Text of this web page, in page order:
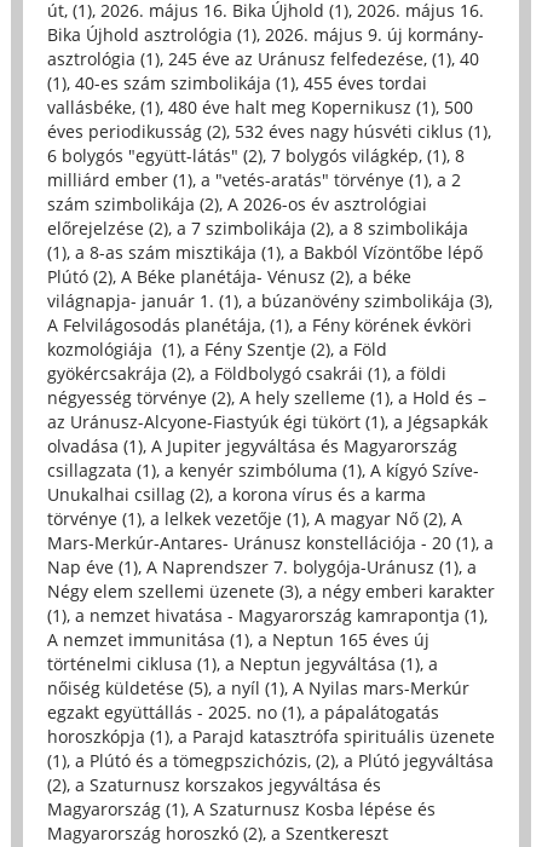
út, (1), 2026. május 16. Bika Újhold (1), 2026. május 16.
Bika Újhold asztrológia (1), 2026. május 9. új kormány-
asztrológia (1), 245 éve az Uránusz felfedezése, (1), 40
(1), 40-es szám szimbolikája (1), 455 éves tordai
vallásbéke, (1), 480 éve halt meg Kopernikusz (1), 500
éves periodikusság (2), 532 éves nagy húsvéti ciklus (1),
6 bolygós "együtt-látás" (2), 7 bolygós világkép, (1), 8
milliárd ember (1), a "vetés-aratás" törvénye (1), a 2
szám szimbolikája (2), A 2026-os év asztrológiai
előrejelzése (2), a 7 szimbolikája (2), a 8 szimbolikája
(1), a 8-as szám misztikája (1), a Bakból Vízöntőbe lépő
Plútó (2), A Béke planétája- Vénusz (2), a béke
világnapja- január 1. (1), a búzanövény szimbolikája (3),
A Felvilágosodás planétája, (1), a Fény körének évköri
kozmológiája (1), a Fény Szentje (2), a Föld
gyökércsakrája (2), a Földbolygó csakrái (1), a földi
négyesség törvénye (2), A hely szelleme (1), a Hold és –
az Uránusz-Alcyone-Fiastyúk égi tükört (1), a Jégsapkák
olvadása (1), A Jupiter jegyváltása és Magyarország
csillagzata (1), a kenyér szimbóluma (1), A kígyó Szíve-
Unukalhai csillag (2), a korona vírus és a karma
törvénye (1), a lelkek vezetője (1), A magyar Nő (2), A
Mars-Merkúr-Antares- Uránusz konstellációja - 20 (1), a
Nap éve (1), A Naprendszer 7. bolygója-Uránusz (1), a
Négy elem szellemi üzenete (3), a négy emberi karakter
(1), a nemzet hivatása - Magyarország kamrapontja (1),
A nemzet immunitása (1), a Neptun 165 éves új
történelmi ciklusa (1), a Neptun jegyváltása (1), a
nőiség küldetése (5), a nyíl (1), A Nyilas mars-Merkúr
egzakt együttállás - 2025. no (1), a pápalátogatás
horoszkópja (1), a Parajd katasztrófa spirituális üzenete
(1), a Plútó és a tömegpszichózis, (2), a Plútó jegyváltása
(2), a Szaturnusz korszakos jegyváltása és
Magyarország (1), A Szaturnusz Kosba lépése és
Magyarország horoszkó (2), a Szentkereszt